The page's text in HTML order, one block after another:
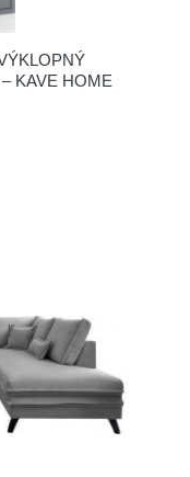
KAVE HOME